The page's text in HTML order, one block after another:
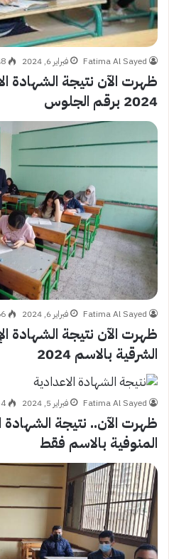
Fatima Al Sayed فبراير 6, 2024
ظهرت الآن نتيجة الشهادة
2024 برقم الجلوس
Fatima Al Sayed فبراير 6, 2024
ظهرت الآن نتيجة الشهادة
الشرقية بالاسم 2024
Fatima Al Sayed فبراير 5, 2024
المنوفية بالاسم فقط